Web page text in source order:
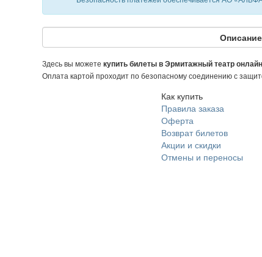
Здесь вы можете купить билеты в Эрмитажный театр онлайн
Оплата картой проходит по безопасному соединению с
Как купить
Правила заказа
Оферта
Возврат билетов
Акции и скидки
Отмены и переносы